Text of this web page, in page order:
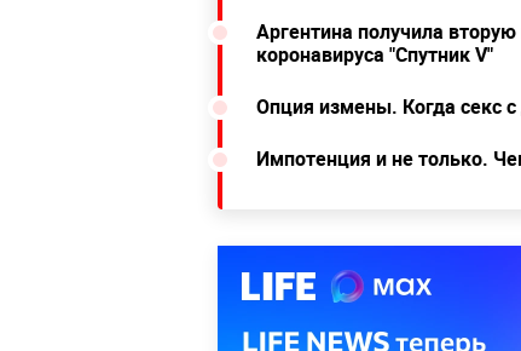
Аргентина получила
коронавируса "Спутник V"
Опция измены. Когда секс
Импотенция и не только.